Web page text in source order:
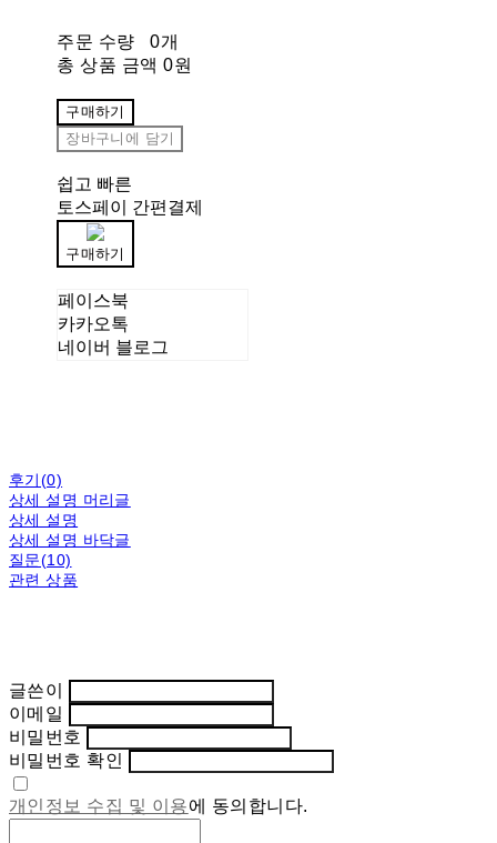
주문 수량
0개
총 상품 금액 0원
구매하기
장바구니에 담기
쉽고 빠른
토스페이 간편결제
구매하기
페이스북
카카오톡
네이버 블로그
후기(0)
상세 설명 머리글
상세 설명
상세 설명 바닥글
질문(10)
관련 상품
글쓴이
이메일
비밀번호
비밀번호 확인
개인정보 수집 및 이용에 동의합니다.